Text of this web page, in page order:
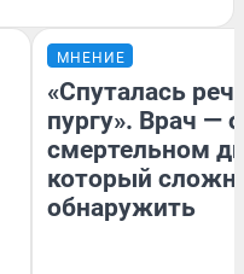
МНЕНИЕ
«Спуталась
пургу». Врач — о
смертельном
который
обнаружить